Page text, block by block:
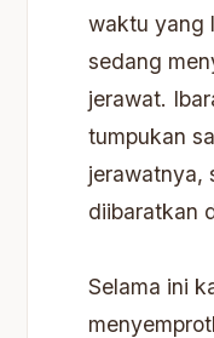
waktu yang
sedang
jerawat.
tumpukan
jerawatnya,
diibaratkan
Selama ini